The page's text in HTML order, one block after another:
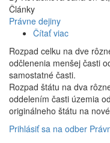
Články
Právne dejiny
Čítať viac
rozdeleniu
Česko-
Slovenska
Rozpad celku na dve
odčlenenia menšej časti
samostatné časti.
Rozpad štátu na dva
oddelením časti územia
originálneho štátu na
Prihlásiť sa na odber